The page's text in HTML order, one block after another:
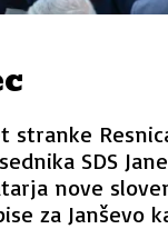
stranke
SDS
nove
za Janševo